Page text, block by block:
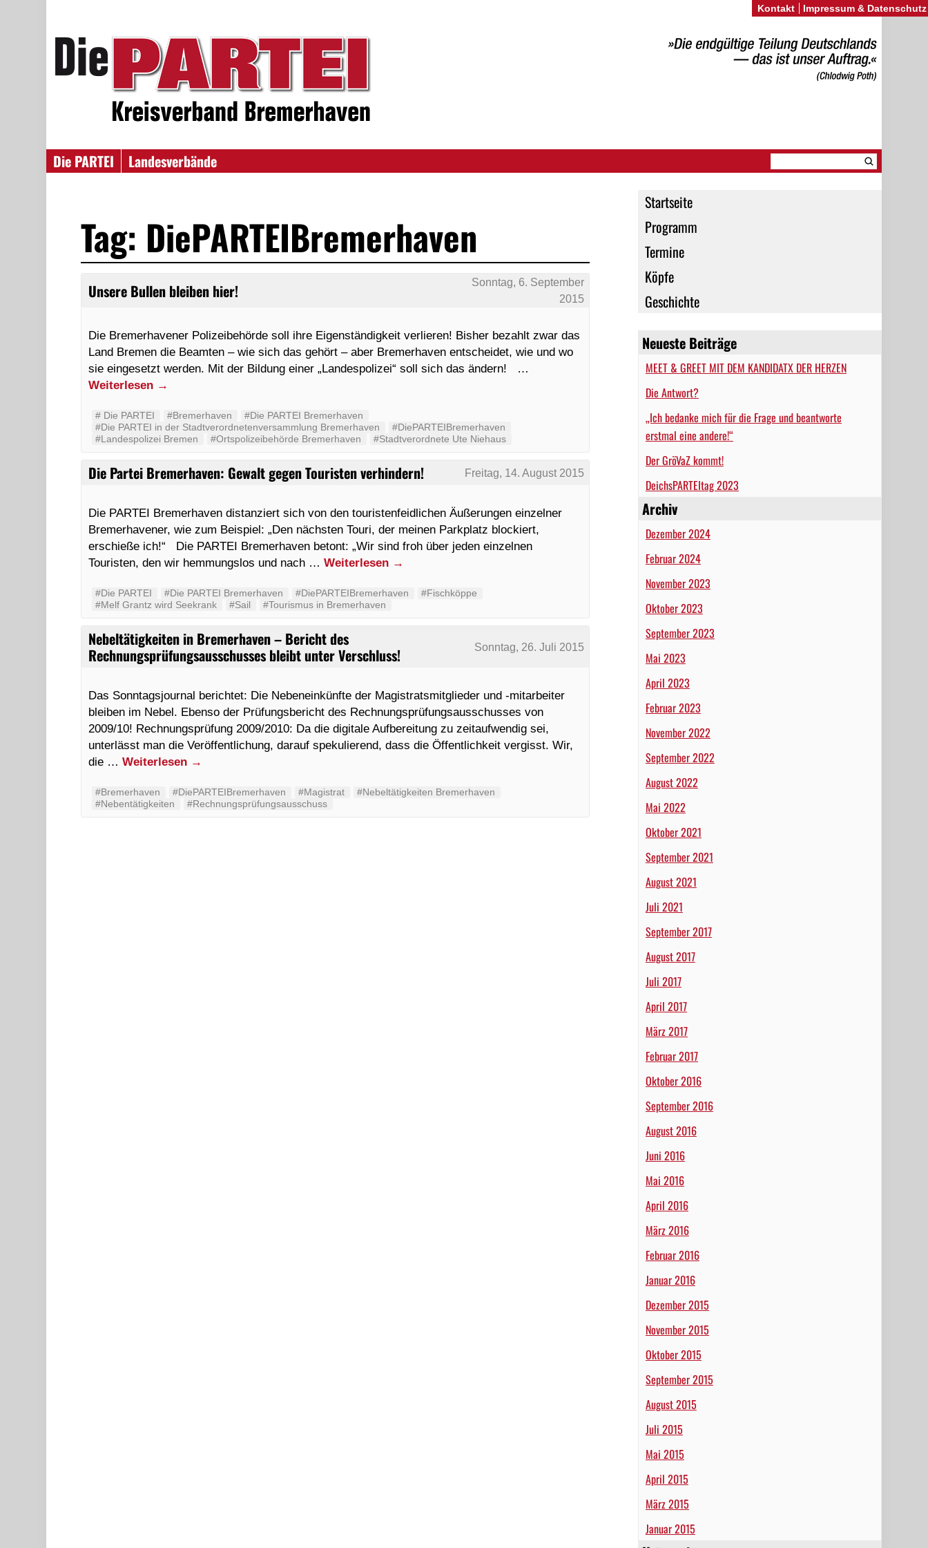
Die PARTEI
Landesverbände
Startseite
Programm
Termine
Köpfe
Geschichte
Neueste Beiträge
MEET & GREET MIT DEM KANDIDATX DER HERZEN
Die Antwort?
„Ich bedanke mich für die Frage und beantworte
erstmal eine andere!“
Der GröVaZ kommt!
DeichsPARTEItag 2023
Archiv
Dezember 2024
Februar 2024
November 2023
Oktober 2023
September 2023
Mai 2023
April 2023
Februar 2023
November 2022
September 2022
August 2022
Mai 2022
Oktober 2021
September 2021
August 2021
Juli 2021
September 2017
August 2017
Juli 2017
April 2017
März 2017
Februar 2017
Oktober 2016
September 2016
August 2016
Juni 2016
Mai 2016
April 2016
März 2016
Februar 2016
Januar 2016
Dezember 2015
November 2015
Oktober 2015
September 2015
August 2015
Juli 2015
Mai 2015
April 2015
März 2015
Januar 2015
Tag: DiePARTEIBremerhaven
Unsere Bullen bleiben hier!
Sonntag, 6. September
2015
Die Bremerhavener Polizeibehörde soll ihre Eigenständigkeit verlieren! Bisher bezahlt zwar das
Land Bremen die Beamten – wie sich das gehört – aber Bremerhaven entscheidet, wie und wo
sie eingesetzt werden. Mit der Bildung einer „Landespolizei“ soll sich das ändern! …
Weiterlesen →
#‬ ‪Die PARTEI‬ #Bremerhaven
#Die PARTEI Bremerhaven
#Die PARTEI in der Stadtverordnetenversammlung Bremerhaven
#DiePARTEIBremerhaven
#Landespolizei Bremen
#Ortspolizeibehörde Bremerhaven #Stadtverordnete Ute Niehaus
Die Partei Bremerhaven: Gewalt gegen Touristen verhindern! Freitag, 14. August 2015
Die PARTEI Bremerhaven distanziert sich von den touristenfeidlichen Äußerungen einzelner
Bremerhavener, wie zum Beispiel: „Den nächsten Touri, der meinen Parkplatz blockiert,
erschieße ich!“ Die PARTEI Bremerhaven betont: „Wir sind froh über jeden einzelnen
Touristen, den wir hemmungslos und nach …Weiterlesen →
#‬‪Die PARTEI‬ #Die PARTEI Bremerhaven #DiePARTEIBremerhaven
#Fischköppe
#Melf Grantz wird Seekrank
#Sail #Tourismus in Bremerhaven
Nebeltätigkeiten in Bremerhaven – Bericht des
Rechnungsprüfungsausschusses bleibt unter Verschluss!
Sonntag, 26. Juli 2015
Das Sonntagsjournal berichtet: Die Nebeneinkünfte der Magistratsmitglieder und -mitarbeiter
bleiben im Nebel. Ebenso der Prüfungsbericht des Rechnungsprüfungsausschusses von
2009/10! Rechnungsprüfung 2009/2010: Da die digitale Aufbereitung zu zeitaufwendig sei,
unterlässt man die Veröffentlichung, darauf spekulierend, dass die Öffentlichkeit vergisst. Wir,
die …Weiterlesen →
#Bremerhaven #DiePARTEIBremerhaven #Magistrat
#Nebeltätigkeiten Bremerhaven
#Nebentätigkeiten
#Rechnungsprüfungsausschuss
Kontakt Impressum & Datenschutz